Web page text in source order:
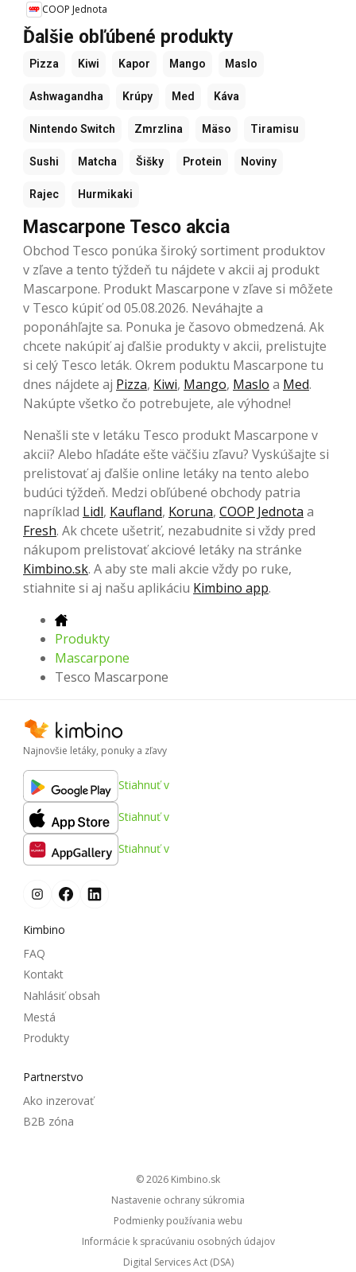
COOP Jednota
Ďalšie obľúbené produkty
Pizza Kiwi Kapor Mango Maslo
Ashwagandha Krúpy Med Káva
Nintendo Switch Zmrzlina Mäso Tiramisu
Sushi Matcha Šišky Protein Noviny
Rajec Hurmikaki
Mascarpone Tesco akcia
Obchod Tesco ponúka široký sortiment produktov
v zľave a tento týždeň tu nájdete v akcii aj produkt
Mascarpone. Produkt Mascarpone v zľave si môžete
v Tesco kúpiť od 05.08.2026. Neváhajte a
poponáhľajte sa. Ponuka je časovo obmedzená. Ak
chcete nakúpiť aj ďalšie produkty v akcii, prelistujte
si celý Tesco leták. Okrem poduktu Mascarpone tu
dnes nájdete aj Pizza, Kiwi, Mango, Maslo a Med.
Nakúpte všetko čo potrebujete, ale výhodne!
Nenašli ste v letáku Tesco produkt Mascarpone v
akcii? Alebo hľadáte ešte väčšiu zľavu? Vyskúšajte si
prelistovať aj ďalšie online letáky na tento alebo
budúci týždeň. Medzi obľúbené obchody patria
napríklad Lidl, Kaufland, Koruna, COOP Jednota a
Fresh. Ak chcete ušetriť, nezabudnite si vždy pred
nákupom prelistovať akciové letáky na stránke
Kimbino.sk. A aby ste mali akcie vždy po ruke,
stiahnite si aj našu aplikáciu Kimbino app.
Produkty
Mascarpone
Tesco Mascarpone
Najnovšie letáky, ponuky a zľavy
Stiahnuť v
Stiahnuť v
Stiahnuť v
Kimbino
FAQ
Kontakt
Nahlásiť obsah
Mestá
Produkty
Partnerstvo
Ako inzerovať
B2B zóna
© 2026
kimbino.sk
Nastavenie ochrany súkromia
Podmienky používania webu
Informácie k spracúvaniu osobných údajov
Digital Services Act (DSA)